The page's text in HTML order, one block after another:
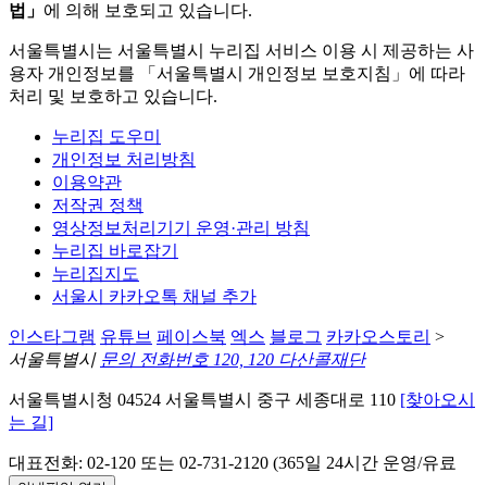
법」 에 의해 보호되고 있습니다.
서울특별시는 서울특별시 누리집 서비스 이용 시 제공하는 사
용자 개인정보를 「서울특별시 개인정보 보호지침」에 따라
처리 및 보호하고 있습니다.
누리집 도우미
개인정보 처리방침
이용약관
저작권 정책
영상정보처리기기 운영·관리 방침
누리집 바로잡기
누리집지도
서울시 카카오톡 채널 추가
인스타그램 유튜브 페이스북 엑스 블로그 카카오스토리 >
서울특별시 문의 전화번호 120, 120 다산콜재단
서울특별시청 04524 서울특별시 중구 세종대로 110 [찾아오시
는 길]
대표전화: 02-120 또는 02-731-2120 (365일 24시간 운영/유료